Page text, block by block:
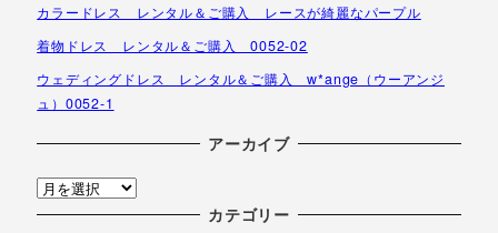
カラードレス レンタル＆ご購入 レースが綺麗なパープル
着物ドレス レンタル＆ご購入 0052-02
ウェディングドレス レンタル＆ご購入 w*ange（ウーアンジ
ュ）0052-1
アーカイブ
ア
ー
カテゴリー